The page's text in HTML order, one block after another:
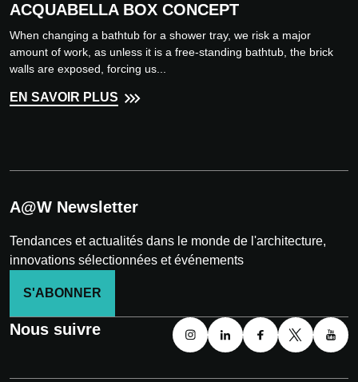
ACQUABELLA BOX CONCEPT
When changing a bathtub for a shower tray, we risk a major
amount of work, as unless it is a free-standing bathtub, the brick
walls are exposed, forcing us...
EN SAVOIR PLUS
A@W Newsletter
Tendances et actualités dans le monde de l'architecture,
innovations sélectionnées et événements
S'ABONNER
Nous suivre